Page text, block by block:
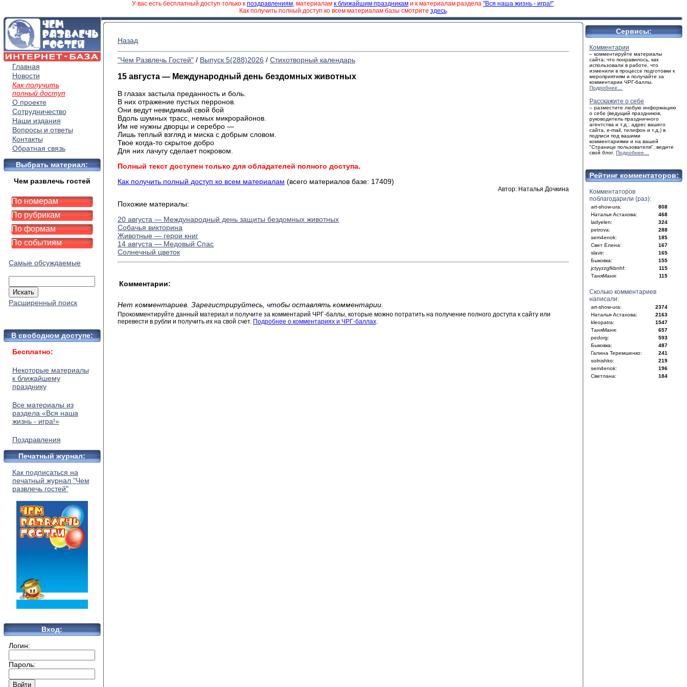
У вас есть бесплатный доступ только к поздравлениям, материалам к ближайшим праздникам и к материалам раздела "Вся наша жизнь - игра!".
Как получить полный доступ ко всем материалам базы смотрите здесь.
Главная
Новости
Как получить
полный доступ
О проекте
Сотрудничество
Наши издания
Вопросы и ответы
Контакты
Обратная связь
Выбрать материал:
Чем развлечь гостей
По номерам
По рубрикам
По формам
По событиям
Самые обсуждаемые
Расширенный поиск
В свободном доступе:
Бесплатно:
Некоторые материалы
к ближайшему
празднику
Все материалы из
раздела «Вся наша
жизнь - игра!»
Поздравления
Печатный журнал:
Как подписаться на
печатный журнал "Чем
развлечь гостей"
Вход:
Логин:
Пароль:
Назад
"Чем Развлечь Гостей" / Выпуск 5(288)2026 / Стихотворный календарь
15 августа — Международный день бездомных животных
В глазах застыла преданность и боль.
В них отражение пустых перронов.
Они ведут невидимый свой бой
Вдоль шумных трасс, немых микрорайонов.
Им не нужны дворцы и серебро —
Лишь теплый взгляд и миска с добрым словом.
Твое когда-то скрытое добро
Для них лачугу сделает покровом.
Полный текст доступен только для обладателей полного доступа.
Как получить полный доступ ко всем материалам (всего материалов базе: 17409)
Автор: Наталья Дочкина
Похожие материалы:
20 августа — Международный день защиты бездомных животных
Собачья викторина
Животные — герои книг
14 августа — Медовый Спас
Солнечный цветок
Комментарии:
Нет комментариев. Зарегистрируйтесь, чтобы оставлять комментарии.
Прокомментируйте данный материал и получите за комментарий ЧРГ-баллы, которые можно потратить на получение полного доступа к сайту или
перевести в рубли и получить их на свой счет. Подробнее о комментариях и ЧРГ-баллах.
Сервисы:
Комментарии
– комментируйте материалы
сайта: что понравилось, как
использовали в работе, что
изменили в процессе подготовки к
мероприятиям и получайте за
комментарии ЧРГ-баллы.
Подробнее…
Расскажите о себе
– разместите любую информацию
о себе (ведущий праздников,
руководитель праздничного
агентства и т.д.; адрес вашего
сайта, e-mail, телефон и т.д.) в
подписи под вашими
комментариями и на вашей
"Странице пользователя", ведите
свой блог. Подробнее…
Рейтинг комментаторов:
Комментаторов
поблагодарили (раз):
art-show-ura:
808
Наталья Астахова:
468
ladyelen:
324
petrova:
288
sem4enok:
185
Свет Елена:
167
slavir:
165
Быковка:
155
jctyyzzgfkbnhf:
115
ТаняМаня:
115
Сколько комментариев
написали:
art-show-ura:
2374
Наталья Астахова:
2163
kleopatra:
1547
ТаняМаня:
657
pedorg:
593
Быковка:
487
Галина Теремшенко:
241
solnishko:
219
sem4enok:
196
Светлана:
184